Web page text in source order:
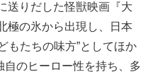
送りだした怪獣映画『大
極の氷から出現し、日本
もたちの味方”としてほか
のヒーロー性を持ち、多